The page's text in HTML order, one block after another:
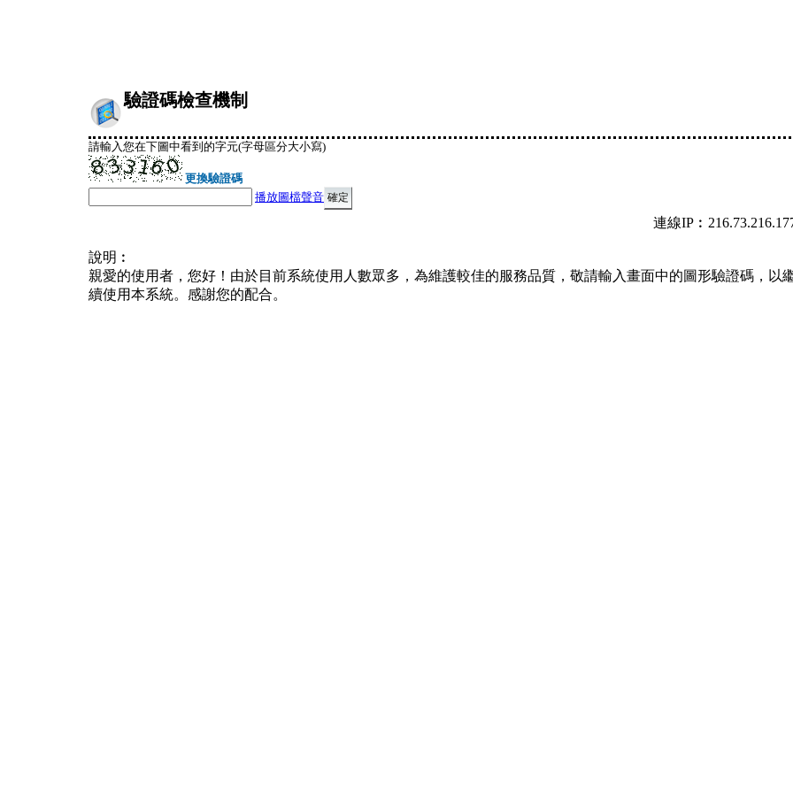
驗證碼檢查機制
請輸入您在下圖中看到的字元(字母區分大小寫)
更換驗證碼
播放圖檔聲音
連線
說明︰
親愛的使用者，您好！由於目前系統使用人數眾多，為維護較佳的服務品質，敬請輸入畫面中的圖形驗證碼，以
續使用本系統。感謝您的配合。